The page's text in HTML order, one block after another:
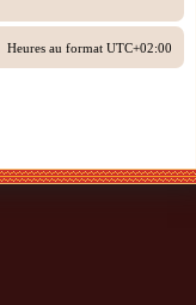
Heures au format UTC+02:00